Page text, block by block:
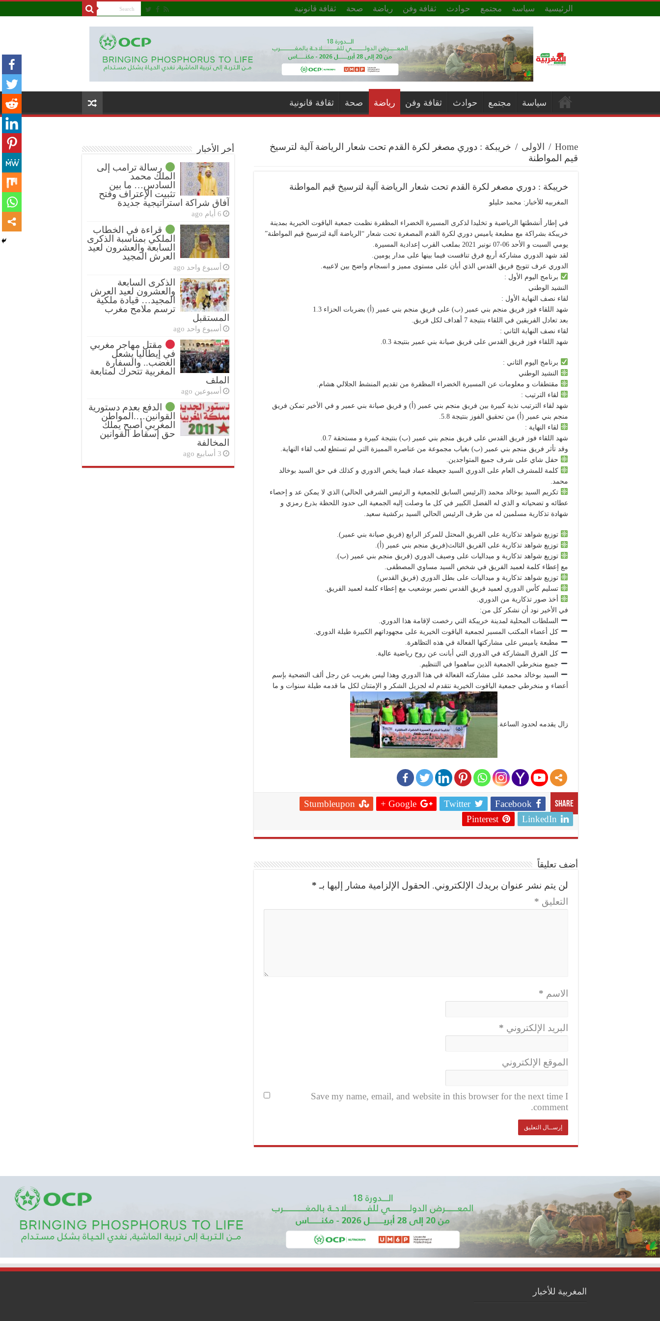
الرئيسية سياسة مجتمع حوادث ثقافة وفن رياضة صحة ثقافة قانونية
سياسة مجتمع حوادث ثقافة وفن رياضة صحة ثقافة قانونية
Home
/ الاولى / خريبكة : دوري مصغر لكرة القدم تحت شعار الرياضة آلية لترسيخ
قيم المواطنة
خريبكة : دوري مصغر لكرة القدم تحت شعار الرياضة آلية لترسيخ قيم المواطنة
المغربيه للأخبار: محمد حليلو
في إطار أنشطتها الرياضية و تخليدا لذكرى المسيرة الخضراء المظفرة نظمت جمعية الياقوت الخيرية بمدينة
خريبكة بشراكة مع مطبعة ياميس دوري لكرة القدم المصغرة تحت شعار “الرياضة آلية لترسيخ قيم المواطنة”
يومي السبت و الأحد 06-07 نونبر 2021 بملعب القرب إعدادية المسيرة.
لقد شهد الدوري مشاركة أربع فرق تنافست فيما بينها على مدار يومين.
الدوري عرف تتويج فريق القدس الذي أبان على مستوى مميز و انسجام واضح بين لاعبيه.
برنامج اليوم الأول :
النشيد الوطني
لقاء نصف النهاية الأول :
شهد اللقاء فوز فريق منجم بني عمير (ب) على فريق منجم بني عمير (أ) بضربات الحزاء 1.3
بعد تعادل الفريقين في اللقاء بنتيجة 7 أهداف لكل فريق.
لقاء نصف النهاية الثاني :
شهد اللقاء فوز فريق القدس على فريق صيانة بني عمير بنتيجة 0.3.
برنامج اليوم الثاني :
النشيد الوطني
مقتطفات و معلومات عن المسيرة الخضراء المظفرة من تقديم المنشط الجلالي هشام.
لقاء الترتيب :
شهد لقاء الترتيب نذية كبيرة بين فريق منجم بني عمير (أ) و فريق صيانة بني عمير و في الأخير تمكن فريق
منجم بني عمير (أ) من تحقيق الفوز بنتيجة 5.8.
لقاء النهاية :
شهد اللقاء فوز فريق القدس على فريق منجم بني عمير (ب) بنتيجة كبيرة و مستحقة 0.7.
وقد تأثر فريق منجم بني عمير (ب) بغياب مجموعة من عناصره المميزة التي لم تستطع لعب لقاء النهاية.
حفل شاي على شرف جميع المتواجدين.
كلمة للمشرف العام على الدوري السيد جعيطة عماد فيما يخص الدوري و كذلك في حق السيد بوخالد
محمد.
تكريم السيد بوخالد محمد (الرئيس السابق للجمعية و الرئيس الشرفي الحالي) الذي لا يمكن عد و إحصاء
عطائه و تضحياته و الذي له الفضل الكبير في كل ما وصلت إليه الجمعية الى حدود اللحظة بذرع رمزي و
شهادة تذكارية مسلمين له من طرف الرئيس الحالي السيد بركشية سعيد.
توزيع شواهد تذكارية على الفريق المحتل للمركز الرابع (فريق صيانة بني عمير).
توزيع شواهد تذكارية على الفريق الثالث(فريق منجم بني عمير (أ).
توزيع شواهد تذكارية و ميداليات على وصيف الدوري (فريق منجم بني عمير (ب).
مع إعطاء كلمة لعميد الفريق في شخص السيد مساوي المصطفى.
توزيع شواهد تذكارية و ميداليات على بطل الدوري (فريق القدس)
تسليم كأس الدوري لعميد فريق القدس نصير بوشعيب مع إعطاء كلمة لعميد الفريق.
أخذ صور تذكارية من الدوري.
في الأخير نود أن نشكر كل من:
السلطات المحلية لمدينة خريبكة التي رخصت لإقامة هذا الدوري.
كل أعضاء المكتب المسير لجمعية الياقوت الخيرية على مجهوداتهم الكبيرة طيلة الدوري.
مطبعة ياميس على مشاركتها الفعالة في هذه التظاهرة.
كل الفرق المشاركة في الدوري التي أبانت عن روح رياضية عالية.
جميع منخرطي الجمعية الذين ساهموا في التنظيم.
السيد بوخالد محمد على مشاركته الفعالة في هذا الدوري وهذا ليس بغريب عن رجل ألف التضحية بإسم
أعضاء و منخرطي جمعية الياقوت الخيرية نتقدم له لجزيل الشكر و الإمتنان لكل ما قدمه طيلة سنوات و ما
زال يقدمه لحدود الساعة.
Share
Facebook
Twitter
Google +
Stumbleupon
LinkedIn
Pinterest
أضف تعليقاً
لن يتم نشر عنوان بريدك الإلكتروني. الحقول الإلزامية مشار إليها بـ *
التعليق *
الاسم *
البريد الإلكتروني *
الموقع الإلكتروني
Save my name, email, and website in this browser for the next time I
comment.
أخر الأخبار
رسالة ترامب إلى
الملك محمد
السادس… ما بين
تثبيت الإعتراف وفتح
آفاق شراكة استراتيجية جديدة
6 أيام ago
قراءة في الخطاب
الملكي بمناسبة الذكرى
السابعة والعشرون لعيد
العرش المجيد
أسبوع واحد ago
الذكرى السابعة
والعشرون لعيد العرش
المجيد… قيادة ملكية
ترسم ملامح مغرب
المستقبل
أسبوع واحد ago
مقتل مهاجر مغربي
في إيطاليا يشعل
الغضب.. والسفارة
المغربية تتحرك لمتابعة
الملف
أسبوعين ago
الدفع بعدم دستورية
القوانين….المواطن
المغربي أصبح يملك
حق إسقاط القوانين
المخالفة
3 أسابيع ago
المغربية للأخبار